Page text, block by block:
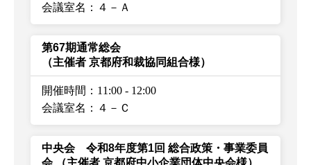
会議室名：４－Ａ
第67期通常総会
（主催者 京都府和裁協同組合様）
開催時間：11:00 - 12:00
会議室名：４－Ｃ
中央会 令和8年度第1回 総合政策・事業委員
会
（主催者 京都府中小企業団体中央会様）